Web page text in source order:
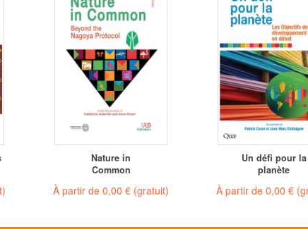
Nature in
Common
À partir de 0,00 € (gratuit)
Un défi pour la
planète
À partir de 0,00 €